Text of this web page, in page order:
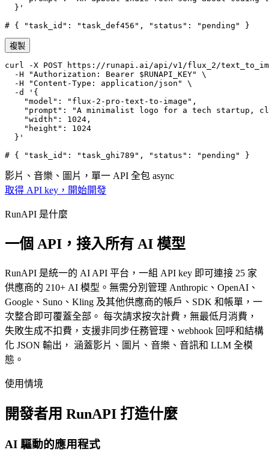
  }'
# { "task_id": "task_def456", "status": "pending" }
複製
curl -X POST https://runapi.ai/api/v1/flux_2/
  -H "Authorization: Bearer $RUNAPI_KEY" \
  -H "Content-Type: application/json" \
  -d '{
    "model": "flux-2-pro-text-to-image",
"prompt": "A minimalist logo for a tech startup,
    "width": 1024,
    "height": 1024
  }'
# { "task_id": "task_ghi789", "status": "pending" }
影片、音樂、圖片，單一 API 全包 async
取得 API key，開始開發
RunAPI 是什麼
一個 API，接入所有 AI 模型
RunAPI 是統一的 AI API 平台，一組 API key 即可連接 25 家
供應商的 210+ AI 模型。無需分別管理 Anthropic、OpenAI、
Google、Suno、Kling 及其他供應商的帳戶、SDK 和帳單，一
次整合即可覆蓋全部。 每次請求按次計費，無最低月消費，
失敗生成不扣費，支援非同步任務管理、webhook 回呼和結構
化 JSON 輸出， 涵蓋影片、圖片、音樂、音訊和 LLM 全模
態。
使用情境
開發者用 RunAPI 打造什麼
AI 驅動的應用程式